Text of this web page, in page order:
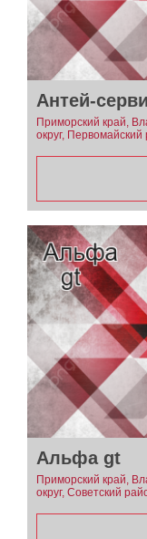
Антей-
Приморский край,
округ,
Альфа gt
Приморский край,
округ, Советский